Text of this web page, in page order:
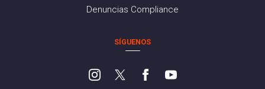
Denuncias Compliance
SÍGUENOS